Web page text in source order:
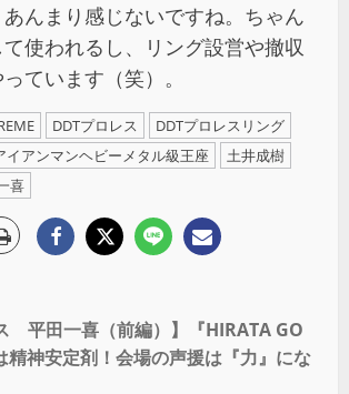
んまり感じないですね。ちゃん
使われるし、リング設営や撤収
ています（笑）。
DDTプロレス
DDTプロレスリング
イアンマンヘビーメタル級王座
土井成樹
喜
平田一喜（前編）】『HIRATA GO
精神安定剤！会場の声援は『力』にな